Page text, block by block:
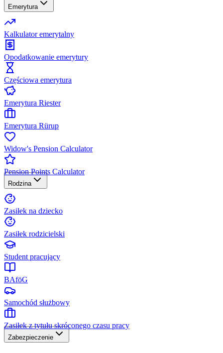
Emerytura
Kalkulator emerytalny
Opodatkowanie emerytury
Częściowa emerytura
Emerytura Riester
Emerytura Rürup
Widow's Pension Calculator
Pension Points Calculator
Rodzina
Zasiłek na dziecko
Zasiłek rodzicielski
Student pracujący
BAföG
Samochód służbowy
Zasiłek z tytułu skróconego czasu pracy
Zabezpieczenie